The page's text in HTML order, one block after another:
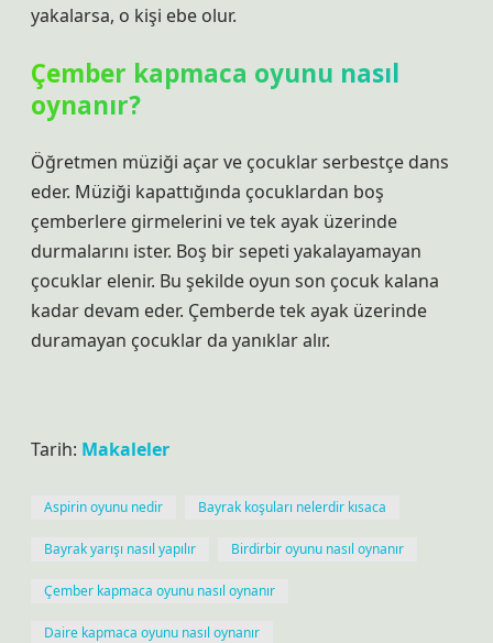
yakalarsa, o kişi ebe olur.
Çember kapmaca oyunu nasıl
oynanır?
Öğretmen müziği açar ve çocuklar serbestçe dans
eder. Müziği kapattığında çocuklardan boş
çemberlere girmelerini ve tek ayak üzerinde
durmalarını ister. Boş bir sepeti yakalayamayan
çocuklar elenir. Bu şekilde oyun son çocuk kalana
kadar devam eder. Çemberde tek ayak üzerinde
duramayan çocuklar da yanıklar alır.
Tarih: Makaleler
Aspirin oyunu nedir Bayrak koşuları nelerdir kısaca
Bayrak yarışı nasıl yapılır Birdirbir oyunu nasıl oynanır
Çember kapmaca oyunu nasıl oynanır
Daire kapmaca oyunu nasıl oynanır